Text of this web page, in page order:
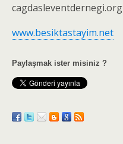
cagdasleventdernegi.org
www.besiktastayim.net
Paylaşmak ister misiniz ?